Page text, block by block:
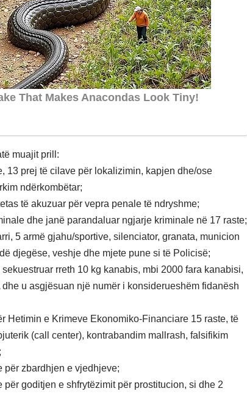
muajit prill:
13 prej të cilave për lokalizimin, kapjen dhe/ose
ndërkombëtar;
të akuzuar për vepra penale të ndryshme;
dhe janë parandaluar ngjarje kriminale në 17 raste;
5 armë gjahu/sportive, silenciator, granata, municion
djegëse, veshje dhe mjete pune si të Policisë;
rreth 10 kg kanabis, mbi 2000 fara kanabisi,
u asgjësuan një numër i konsiderueshëm fidanësh
Hetimin e Krimeve Ekonomiko-Financiare 15 raste, të
(call center), kontrabandim mallrash, falsifikim
për zbardhjen e vjedhjeve;
goditjen e shfrytëzimit për prostitucion, si dhe 2